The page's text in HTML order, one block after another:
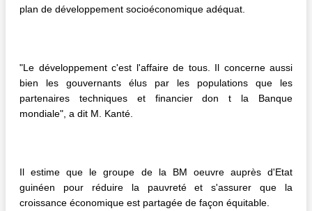
plan de développement socioéconomique adéquat.
"Le développement c'est l'affaire de tous. Il concerne aussi
bien les gouvernants élus par les populations que les
partenaires techniques et financier don t la Banque
mondiale", a dit M. Kanté.
Il estime que le groupe de la BM oeuvre auprès d'Etat
guinéen pour réduire la pauvreté et s'assurer que la
croissance économique est partagée de façon équitable.